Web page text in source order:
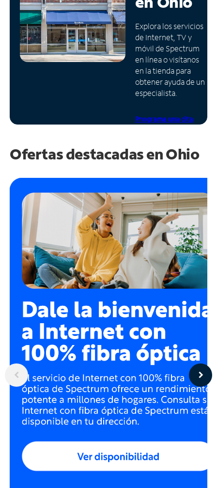
Administrar
cuenta
Encuentra
una
tienda
Explora los servicios
de Internet, TV y
móvil de Spectrum
en línea o visítanos
en la tienda para
obtener ayuda de un
especialista.
Programa una cita
Ofertas destacadas enOhio